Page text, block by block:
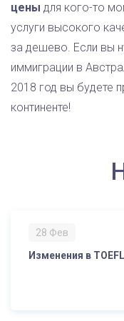
цены для кого-то
услуги высокого
за дешево. Если вы
иммиграции в
2018 год вы будете
континенте!
28 Фев
Изменения в